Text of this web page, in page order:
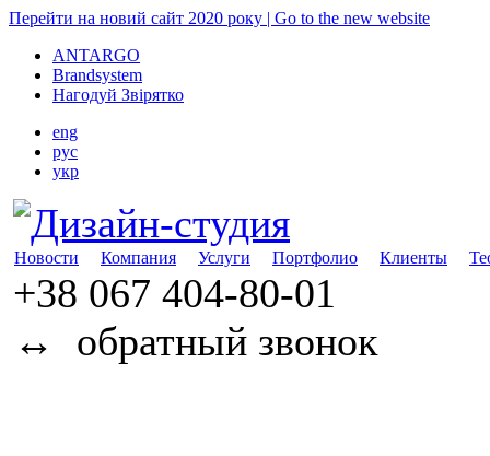
Перейти на новий сайт 2020 року | Go to the new website
ANTARGO
Brandsystem
Нагодуй Звірятко
eng
рус
укр
Новости Компания Услуги Портфолио Клиенты
+38 067 404-80-01
↔
обратный звонок